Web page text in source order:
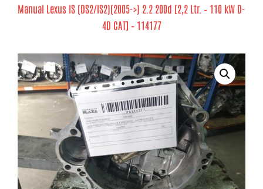
Manual Lexus IS (DS2/IS2)(2005->) 2.2 200d [2,2 Ltr. – 110 kW D-
4D CAT] – 114177